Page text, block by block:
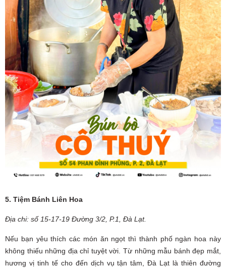
5. Tiệm Bánh Liên Hoa
Địa chi: số 15-17-19 Đường 3/2, P.1, Đà Lạt.
Nếu bạn yêu thích các món ăn ngọt thì thành phố ngàn hoa này
không thiếu những địa chỉ tuyệt vời. Từ những mẫu bánh đẹp mắt,
hương vị tinh tế cho đến dịch vụ tận tâm, Đà Lạt là thiên đường